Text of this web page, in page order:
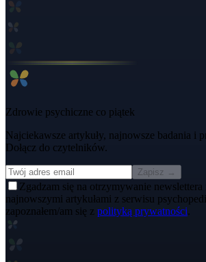
Zdrowie psychiczne co piątek
Najciekawsze artykuły, najnowsze badania i
Dołącz do czytelników.
Zapisz →
Zgadzam się na otrzymywanie newslettera
najnowszymi artykułami z serwisu
zapoznałem/am się z polityką prywatności.